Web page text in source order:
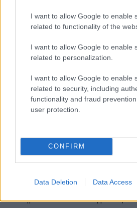
I want to allow Google to enable
related to functionality of the
I want to allow Google to enable
related to personalization.
I want to allow Google to enable
related to security, including
functionality and fraud
user protection.
CONFIRM
Data Deletion Data Access
Α αντίκειται στο πολωνικό
παραβιάζει το Πρωτόκολλο
της Λισαβόνας, το οποίο εξαιρεί
ορισμένων αποφάσεων του
Βρυξελλιανή κυβέρνηση Τουσκ, η
παραβιάσει πολλούς νόμους,
και σημείων του Συντάγματος.